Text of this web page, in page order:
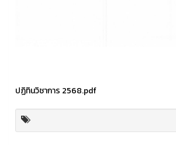
ปฏิทินวิชาการ 2568.pdf